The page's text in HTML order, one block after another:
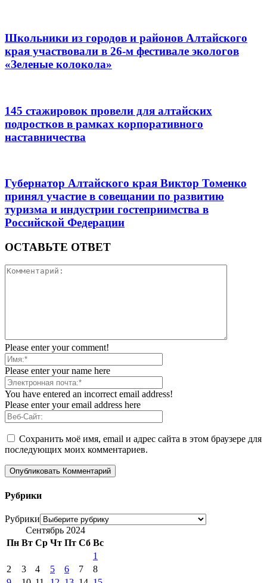
Школьники из городов и районов Алтайского
края участвовали в 26-м фестивале экологов
«Зеленые колокола»
145 стажировок провели для алтайских
подростков в рамках корпоративного
наставничества
Губернатор Алтайского края Виктор Томенко
принял участие в совещании по развитию
туризма и индустрии гостеприимства в
Российской Федерации
ОСТАВЬТЕ ОТВЕТ
Please enter your comment!
Please enter your name here
You have entered an incorrect email address!
Please enter your email address here
Сохранить моё имя, email и адрес сайта в этом браузере для
последующих моих комментариев.
Рубрики
Рубрики
Сентябрь 2024
Пн Вт Ср Чт Пт Сб Вс
1
2
3 4 5 6 7
8